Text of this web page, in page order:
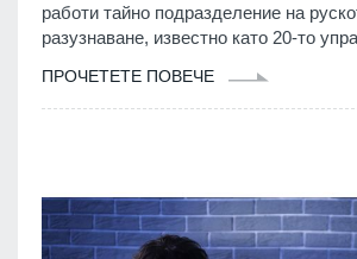
работи тайно подразделение на
разузнаване, известно като 20-то
ПРОЧЕТЕТЕ ПОВЕЧЕ